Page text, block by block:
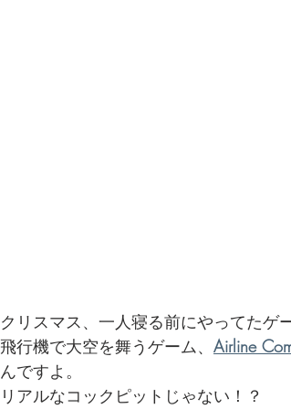
クリスマス、一人寝る前にやってたゲ
飛行機で大空を舞うゲーム、 Airline
んですよ。
リアルなコックピットじゃない！？